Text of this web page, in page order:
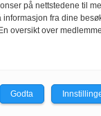
Q passerte
Rema i 2025
Økologisk
på nettstedene til
informasjon fra dine
oversikt over
Godta